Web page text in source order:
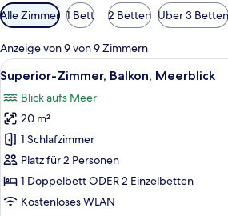
Verfügbare
Filter
für
Zimmer
Alle Zimmer 1 Bett 2 Betten Über 3 Betten
Anzeige von 9 von 9 Zimmern
Alle
Fotos
für
Superior-
Zimmer,
Balkon,
Meerblick
anzeigen
Blick auf
21
Superior-Zimmer, Balkon, Meerblick
Blick aufs Meer
20 m²
1 Schlafzimmer
Platz für 2 Personen
1 Doppelbett ODER 2 Einzelbetten
Kostenloses WLAN